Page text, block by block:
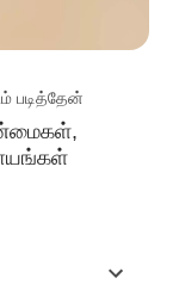
படித்தேன்